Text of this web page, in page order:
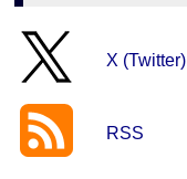
X (Twitter)
RSS